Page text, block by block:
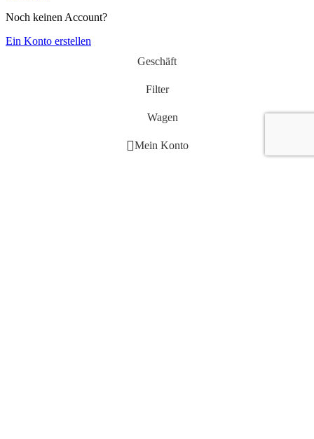
Noch keinen Account?
Ein Konto erstellen
Geschäft
Filter
Wagen
Mein Konto